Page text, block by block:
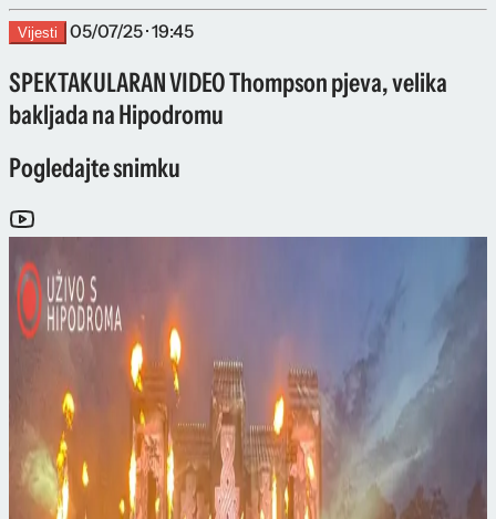
Vijesti 05/07/25 · 19:45
SPEKTAKULARAN VIDEO Thompson pjeva, velika
bakljada na Hipodromu
Pogledajte snimku